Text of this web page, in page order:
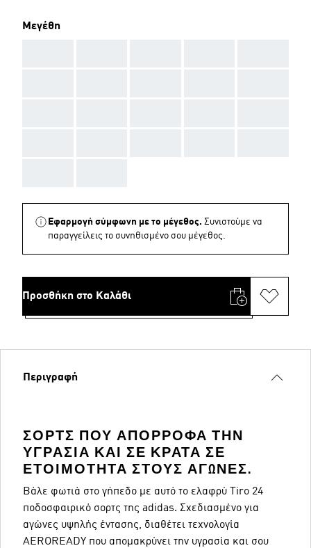
Μεγέθη
Εφαρμογή σύμφωνη με το μέγεθος. Συνιστούμε να
παραγγείλεις το συνηθισμένο σου μέγεθος.
Προσθήκη στο Καλάθι
Περιγραφή
ΣΟΡΤΣ ΠΟΥ ΑΠΟΡΡΟΦΆ ΤΗΝ
ΥΓΡΑΣΊΑ ΚΑΙ ΣΕ ΚΡΑΤΆ ΣΕ
ΕΤΟΙΜΌΤΗΤΑ ΣΤΟΥΣ ΑΓΏΝΕΣ.
Βάλε φωτιά στο γήπεδο με αυτό το ελαφρύ Tiro 24
ποδοσφαιρικό σορτς της adidas. Σχεδιασμένο για
αγώνες υψηλής έντασης, διαθέτει τεχνολογία
AEROREADY που απομακρύνει την υγρασία και σου